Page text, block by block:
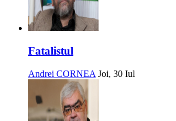
Fatalistul
Andrei CORNEA Joi, 30 Iul